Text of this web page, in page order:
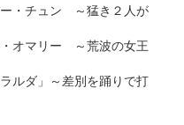
・チュン ～猛き２人が
マリー ～荒波の女王
ダ」～差別を踊りで打